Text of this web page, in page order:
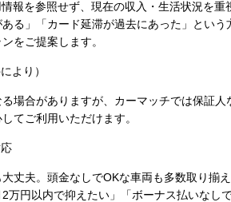
報を参照せず、 現在の収入・生活状況を重
る」「カード延滞が過去にあった」という
をご提案します。
より）
場合がありますが、カーマッチでは保証人
てご利用いただけます。
丈夫。 頭金なしでOKな車両も多数取り揃
万円以内で抑えたい」「ボーナス払いなし